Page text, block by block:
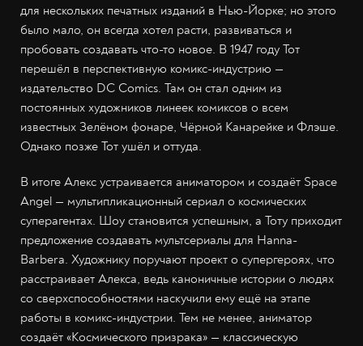
для нескольких печатных изданий в Нью-Йорке; но этого
было мало, он всегда хотел расти, развиваться и
пробовать создавать что-то новое. В 1947 году Тот
перешёл в перспективную комикс-индустрию —
издательство DC Comics. Там он стал одним из
постоянных художников линеек комиксов о всем
известных Зелёном фонаре, Чёрной Канарейке и Флэше.
Однако позже Тот ушёл и оттуда.
В итоге Алекс устраивается аниматором и создаёт Space
Angel — мультипликационный сериал о космических
суперагентах. Шоу становится успешным, а Тоту приходит
предложение создавать мультсериалы для Hanna-
Barbera. Художнику поручают проект о супергероях, что
расстраивает Алекса, ведь каноничные истории о людях
со сверхспособностями наскучили ему ещё на этапе
работы в комикс-индустрии. Тем не менее, аниматор
создаёт «Космического призрака» — классическую